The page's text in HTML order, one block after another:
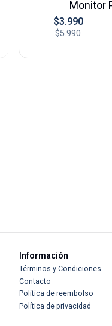
Monitor
$3.990
$5.990
Información
Términos y Condiciones
Contacto
Política de reembolso
Política de privacidad